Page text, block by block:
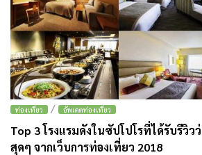
ท่องเที่ยว / อัพเดตท่องเที่ยว
Top 3 โรงแรมดังในซัปโปโรที่ได้รับรีวิว
สุดๆ จากเว็บการท่องเที่ยว 2018